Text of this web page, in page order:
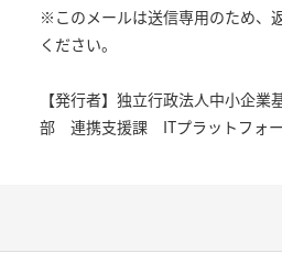
※このメールは送信専用のため、
ください。
【発行者】独立行政法人中小企業
部 連携支援課 ITプラットフォー